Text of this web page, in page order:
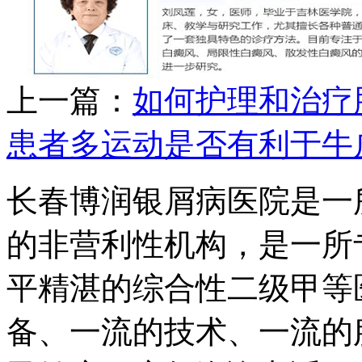
上一篇： 如何护理和治
患者多运动是否有利于
长春博润银屑病医院是
的非营利性机构，是一
平精湛的综合性二级甲
备、一流的技术、一流